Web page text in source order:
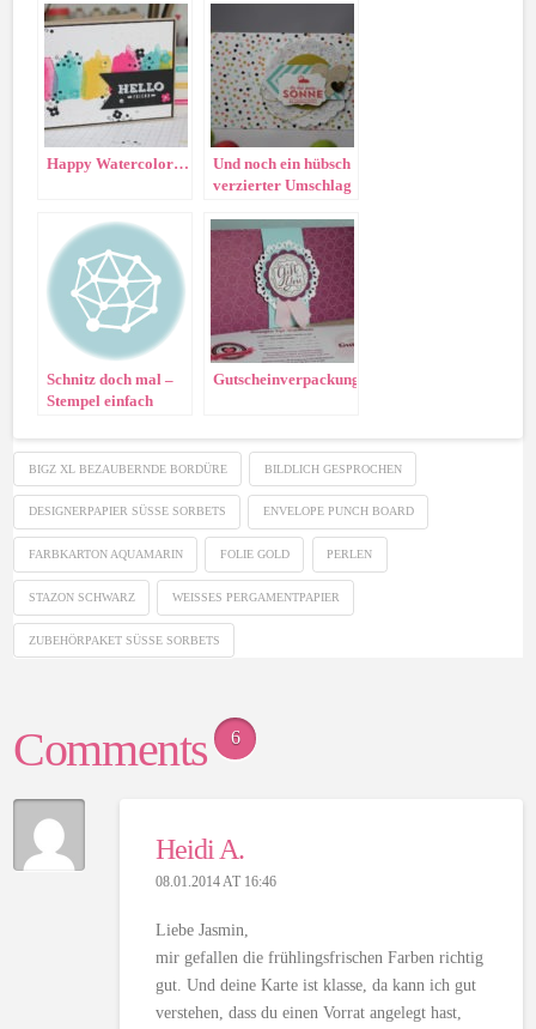
Happy Watercolor…
Und noch ein hübsch
verzierter Umschlag
Schnitz doch mal –
Stempel einfach
Gutscheinverpackung
BIGZ XL BEZAUBERNDE BORDÜRE BILDLICH GESPROCHEN
DESIGNERPAPIER SÜSSE SORBETS ENVELOPE PUNCH BOARD
FARBKARTON AQUAMARIN FOLIE GOLD PERLEN
STAZON SCHWARZ WEISSES PERGAMENTPAPIER
ZUBEHÖRPAKET SÜSSE SORBETS
Comments 6
Heidi A.
08.01.2014 AT 16:46
Liebe Jasmin,
mir gefallen die frühlingsfrischen Farben richtig
gut. Und deine Karte ist klasse, da kann ich gut
verstehen, dass du einen Vorrat angelegt hast,